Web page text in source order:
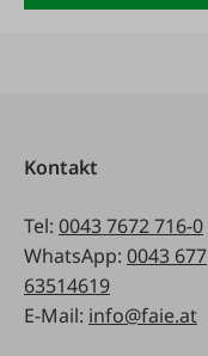
Kontakt
Tel: 0043 7672 716-0
WhatsApp: 0043 677
63514619
E-Mail: info@faie.at